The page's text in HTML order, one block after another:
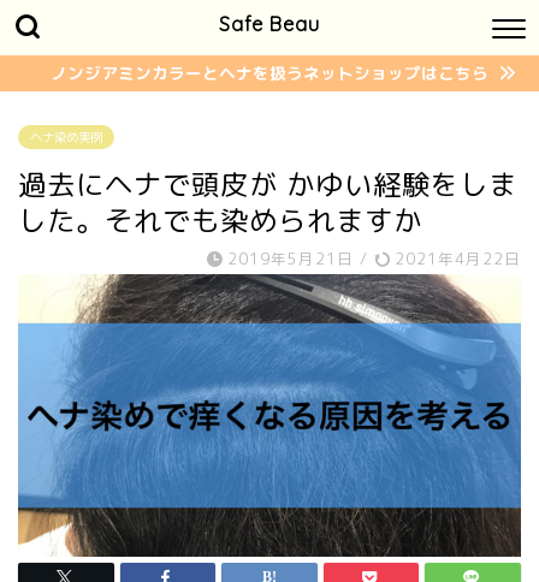
Safe Beau
ノンジアミンカラーとヘナを扱うネットショップはこちら
ヘナ染め実例
過去にヘナで頭皮が かゆい経験をしま
した。それでも染められますか
2019年5月21日 / 2021年4月22日